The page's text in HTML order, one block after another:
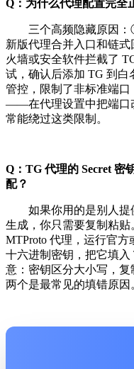
Q：为什么代理配置完全
三个高频隐藏原因：①
新版代理合并入口和链
火墙或安全软件拦截了
试，确认后添加 TG 到
管控，限制了非标准端
——在代理设置中把端口
常能绕过这类限制。
Q：TG 代理的 Secret 密
配？
如果你用的是别人提
生成，你只需要复制粘
MTProto 代理，运行官
十六进制密钥，把它填入
意：密钥区分大小写，
两个是最常见的填错原因